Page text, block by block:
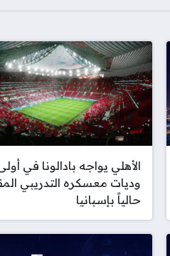
الأهلي يواجه بادالونا في
وديات معسكره التدريبي
حالياً بإسبانيا